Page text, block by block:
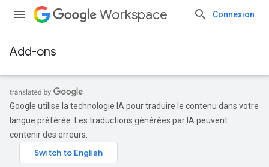
Workspace Connexion
Add-ons
Google utilise la technologie IA pour traduire le contenu dans votre
langue préférée. Les traductions générées par IA peuvent
contenir des erreurs.